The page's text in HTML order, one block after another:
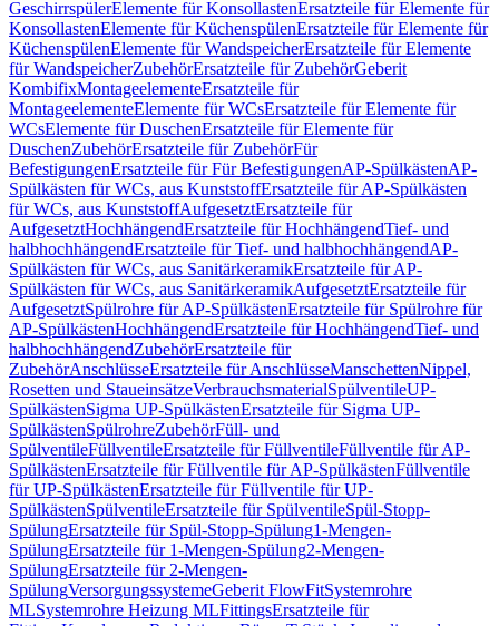
GeschirrspülerElemente für KonsollastenErsatzteile für Elemente für
KonsollastenElemente für KüchenspülenErsatzteile für Elemente für
KüchenspülenElemente für WandspeicherErsatzteile für Elemente
für WandspeicherZubehörErsatzteile für ZubehörGeberit
KombifixMontageelementeErsatzteile für
MontageelementeElemente für WCsErsatzteile für Elemente für
WCsElemente für DuschenErsatzteile für Elemente für
DuschenZubehörErsatzteile für ZubehörFür
BefestigungenErsatzteile für Für BefestigungenAP-SpülkästenAP-
Spülkästen für WCs, aus KunststoffErsatzteile für AP-Spülkästen
für WCs, aus KunststoffAufgesetztErsatzteile für
AufgesetztHochhängendErsatzteile für HochhängendTief- und
halbhochhängendErsatzteile für Tief- und halbhochhängendAP-
Spülkästen für WCs, aus SanitärkeramikErsatzteile für AP-
Spülkästen für WCs, aus SanitärkeramikAufgesetztErsatzteile für
AufgesetztSpülrohre für AP-SpülkästenErsatzteile für Spülrohre für
AP-SpülkästenHochhängendErsatzteile für HochhängendTief- und
halbhochhängendZubehörErsatzteile für
ZubehörAnschlüsseErsatzteile für AnschlüsseManschettenNippel,
Rosetten und StaueinsätzeVerbrauchsmaterialSpülventileUP-
SpülkästenSigma UP-SpülkästenErsatzteile für Sigma UP-
SpülkästenSpülrohreZubehörFüll- und
SpülventileFüllventileErsatzteile für FüllventileFüllventile für AP-
SpülkästenErsatzteile für Füllventile für AP-SpülkästenFüllventile
für UP-SpülkästenErsatzteile für Füllventile für UP-
SpülkästenSpülventileErsatzteile für SpülventileSpül-Stopp-
SpülungErsatzteile für Spül-Stopp-Spülung1-Mengen-
SpülungErsatzteile für 1-Mengen-Spülung2-Mengen-
SpülungErsatzteile für 2-Mengen-
SpülungVersorgungssystemeGeberit FlowFitSystemrohre
MLSystemrohre Heizung MLFittingsErsatzteile für